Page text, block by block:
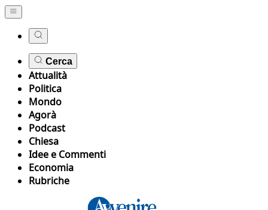
Cerca
Attualità
Politica
Mondo
Agorà
Podcast
Chiesa
Idee e Commenti
Economia
Rubriche